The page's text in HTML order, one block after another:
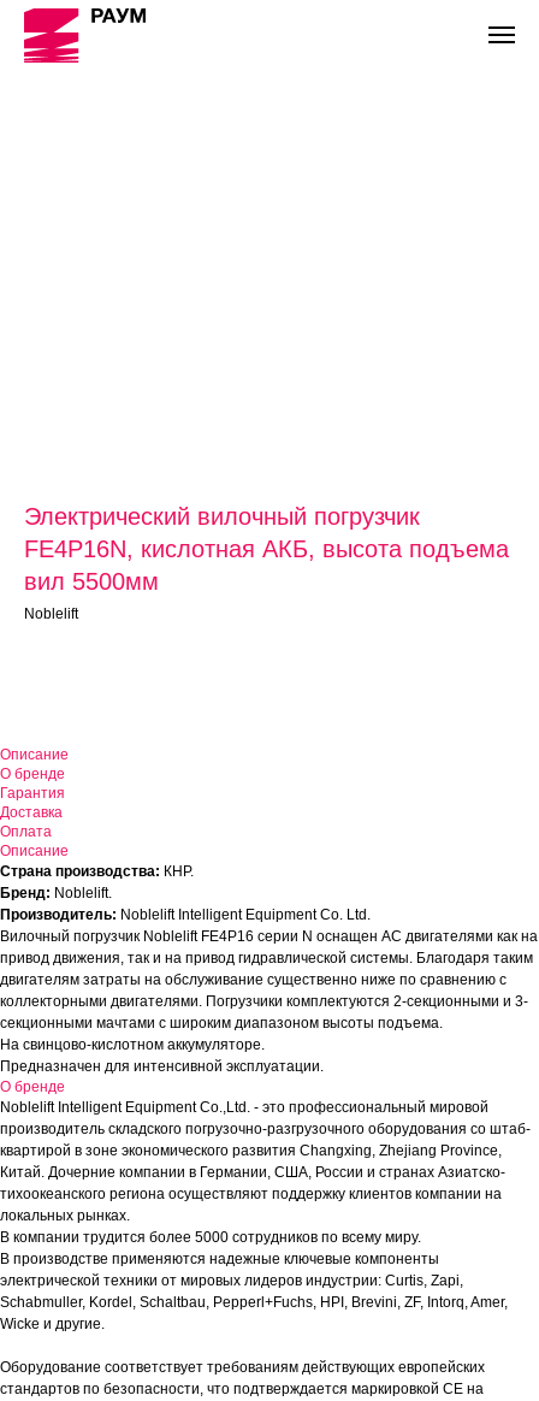
Электрический вилочный погрузчик
FE4P16N, кислотная АКБ, высота подъема
вил 5500мм
Noblelift
Описание
О бренде
Гарантия
Доставка
Оплата
Описание
Страна производства: КНР.
Бренд: Noblelift.
Производитель: Noblelift Intelligent Equipment Co. Ltd.
Вилочный погрузчик Noblelift FE4P16 серии N оснащен АС двигателями как на
привод движения, так и на привод гидравлической системы. Благодаря таким
двигателям затраты на обслуживание существенно ниже по сравнению с
коллекторными двигателями. Погрузчики комплектуются 2-секционными и 3-
секционными мачтами с широким диапазоном высоты подъема.
На свинцово-кислотном аккумуляторе.
Предназначен для интенсивной эксплуатации.
О бренде
Noblelift Intelligent Equipment Co.,Ltd. - это профессиональный мировой
производитель складского погрузочно-разгрузочного оборудования со штаб-
квартирой в зоне экономического развития Changxing, Zhejiang Province,
Китай. Дочерние компании в Германии, США, России и странах Азиатско-
тихоокеанского региона осуществляют поддержку клиентов компании на
локальных рынках.
В компании трудится более 5000 сотрудников по всему миру.
В производстве применяются надежные ключевые компоненты
электрической техники от мировых лидеров индустрии: Curtis, Zapi,
Schabmuller, Kordel, Schaltbau, Pepperl+Fuchs, HPI, Brevini, ZF, Intorq, Amer,
Wicke и другие.
Оборудование соответствует требованиям действующих европейских
стандартов по безопасности, что подтверждается маркировкой СЕ на